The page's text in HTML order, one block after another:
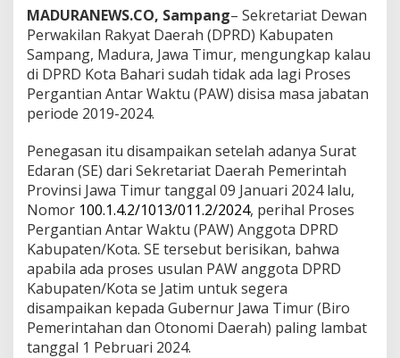
MADURANEWS.CO, Sampang– Sekretariat Dewan
Perwakilan Rakyat Daerah (DPRD) Kabupaten
Sampang, Madura, Jawa Timur, mengungkap kalau
di DPRD Kota Bahari sudah tidak ada lagi Proses
Pergantian Antar Waktu (PAW) disisa masa jabatan
periode 2019-2024.
Penegasan itu disampaikan setelah adanya Surat
Edaran (SE) dari Sekretariat Daerah Pemerintah
Provinsi Jawa Timur tanggal 09 Januari 2024 lalu,
Nomor 100.1.4.2/1013/011.2/2024, perihal Proses
Pergantian Antar Waktu (PAW) Anggota DPRD
Kabupaten/Kota. SE tersebut berisikan, bahwa
apabila ada proses usulan PAW anggota DPRD
Kabupaten/Kota se Jatim untuk segera
disampaikan kepada Gubernur Jawa Timur (Biro
Pemerintahan dan Otonomi Daerah) paling lambat
tanggal 1 Pebruari 2024.